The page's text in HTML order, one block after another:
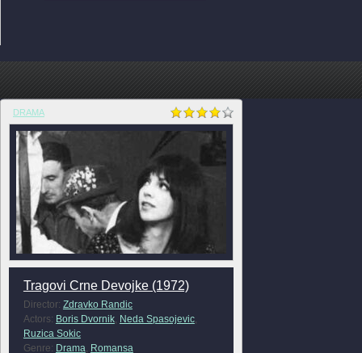
DRAMA
Tragovi Crne Devojke (1972)
Director: Zdravko Randic
Actors: Boris Dvornik, Neda Spasojevic,
Ruzica Sokic
Genre: Drama, Romansa